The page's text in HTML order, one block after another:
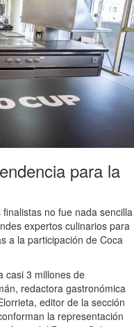
para la
no fue nada sencilla
expertos culinarios para
a la participación de Coca
casi 3 millones de
redactora gastronómica
editor de la sección
la representación